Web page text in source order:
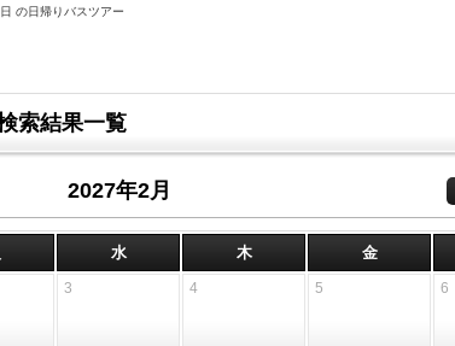
の日帰りバスツアー
索結果一覧
2027年2月
水 木 金
3 4 5 6